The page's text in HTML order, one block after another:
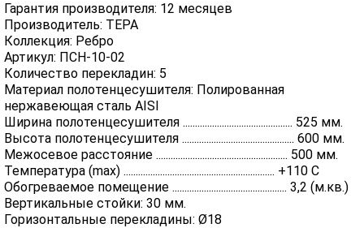
Гарантия производителя: 12 месяцев
Производитель: ТЕРА
Коллекция: Ребро
Артикул: ПСН-10-02
Количество перекладин: 5
Материал полотенцесушителя: Полированная
нержавеющая сталь AISI
Ширина полотенцесушителя ............................................. 525 мм.
Высота полотенцесушителя .............................................. 600 мм.
Межосевое расстояние ...................................................... 500 мм.
Температура (max) .............................................................. +110 C
Обогреваемое помещение ............................................... 3,2 (м.кв.)
Вертикальные стойки: 30 мм.
Горизонтальные перекладины: Ø18